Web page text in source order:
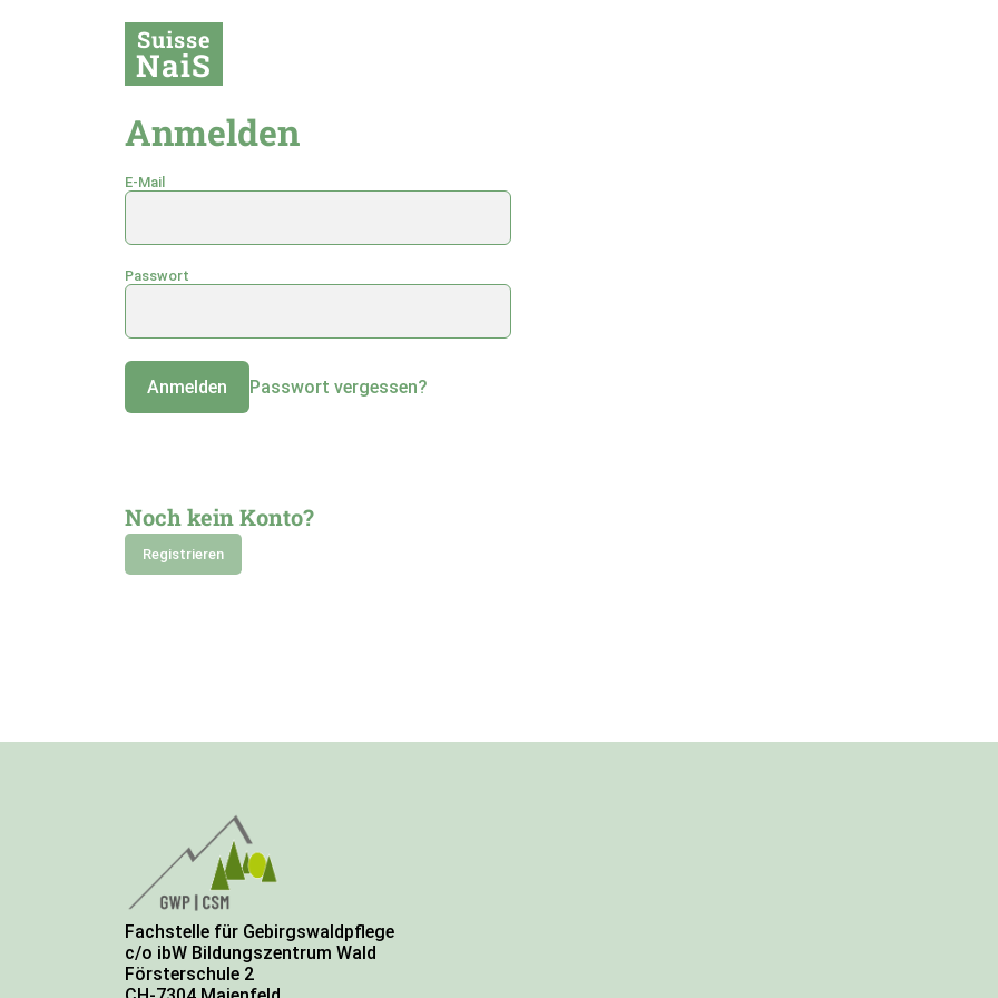
Suisse
NaiS
Anmelden
E-Mail
Passwort
Anmelden Passwort vergessen?
Noch kein Konto?
Registrieren
Fachstelle für Gebirgswaldpflege
c/o ibW Bildungszentrum Wald
Försterschule 2